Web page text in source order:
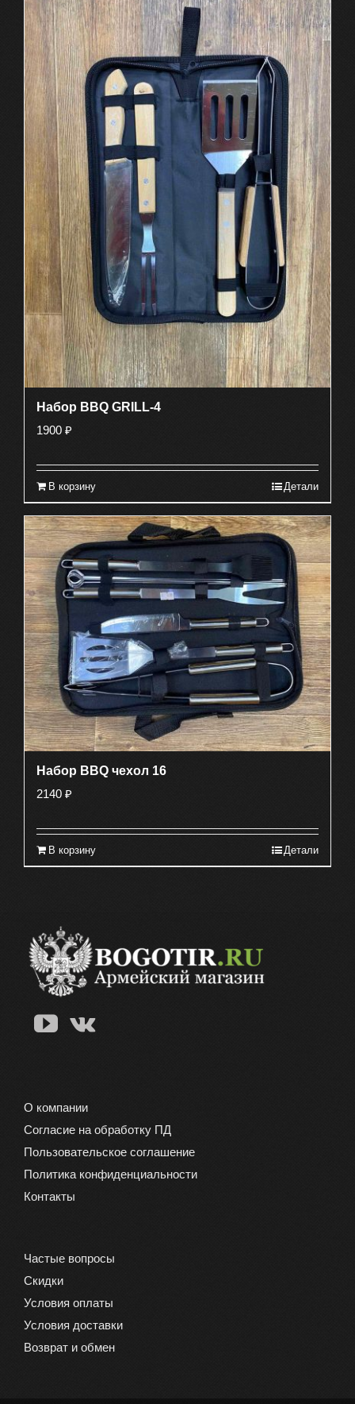
Набор BBQ GRILL-4
1900 ₽
В корзину Детали
Набор BBQ чехол 16
2140 ₽
В корзину Детали
О компании
Согласие на обработку ПД
Пользовательское соглашение
Политика конфиденциальности
Контакты
Частые вопросы
Скидки
Условия оплаты
Условия доставки
Возврат и обмен